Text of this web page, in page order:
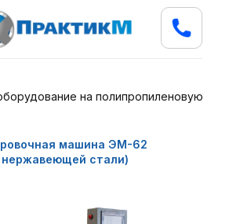
на полипропиленовую
машина ЭМ-62
нержавеющей стали)